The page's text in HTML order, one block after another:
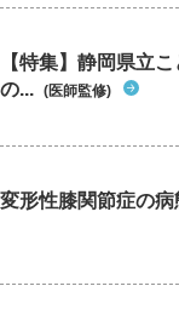
【特集】静岡県立
の... (医師監修)
変形性膝関節症の